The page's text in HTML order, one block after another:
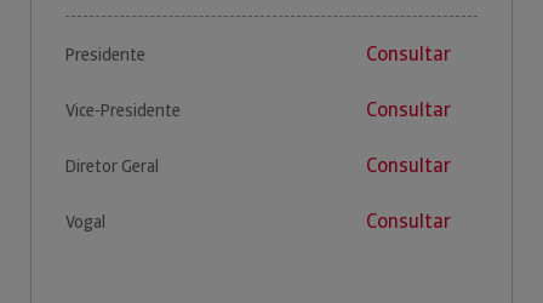
Presidente Consultar
Vice-Presidente Consultar
Diretor Geral Consultar
Vogal Consultar